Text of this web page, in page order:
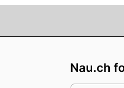
Nau.ch